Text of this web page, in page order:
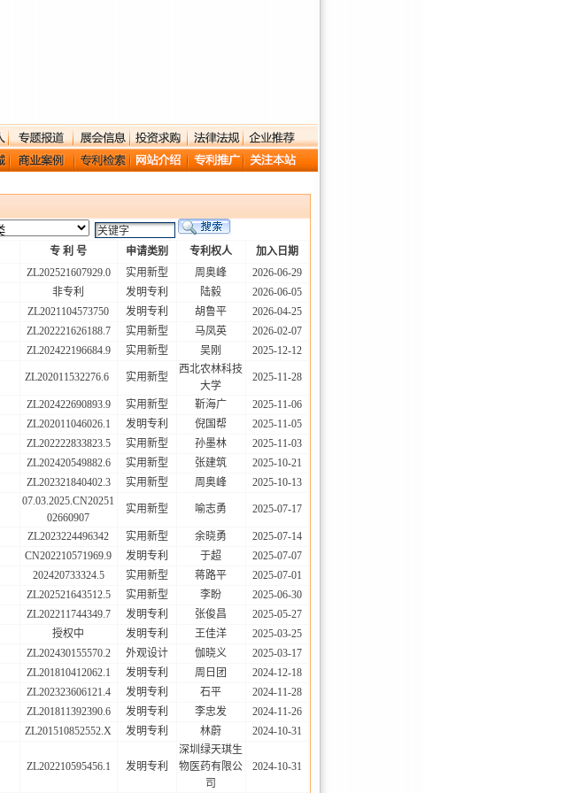
专 利 号 申请类别 专利权人
加入日期
ZL202521607929.0 实用新型 周奥峰
2026-06-29
非专利 发明专利 陆毅
2026-06-05
ZL2021104573750 发明专利 胡鲁平
2026-04-25
ZL202221626188.7 实用新型 马凤英
2026-02-07
ZL202422196684.9 实用新型 吴刚 2025-12-12
ZL202011532276.6 实用新型
西北农林科技
大学
2025-11-28
ZL202422690893.9 实用新型 靳海广
2025-11-06
ZL202011046026.1 发明专利 倪国帮
2025-11-05
ZL202222833823.5 实用新型 孙墨林
2025-11-03
ZL202420549882.6 实用新型 张建筑
2025-10-21
ZL202321840402.3 实用新型 周奥峰 2025-10-13
07.03.2025.CN20251
02660907
实用新型 喻志勇 2025-07-17
ZL2023224496342 实用新型 余晓勇
2025-07-14
CN202210571969.9 发明专利 于超
2025-07-07
202420733324.5 实用新型 蒋路平
2025-07-01
ZL202521643512.5 实用新型 李盼
2025-06-30
ZL202211744349.7 发明专利 张俊昌
2025-05-27
授权中 发明专利 王佳洋
2025-03-25
ZL202430155570.2 外观设计 伽晓义
2025-03-17
ZL201810412062.1 发明专利 周日团
2024-12-18
ZL202323606121.4 发明专利 石平
2024-11-28
ZL201811392390.6 发明专利 李忠发
2024-11-26
ZL201510852552.X 发明专利 林蔚 2024-10-31
ZL202210595456.1 发明专利
深圳绿天琪生
物医药有限公
司
2024-10-31